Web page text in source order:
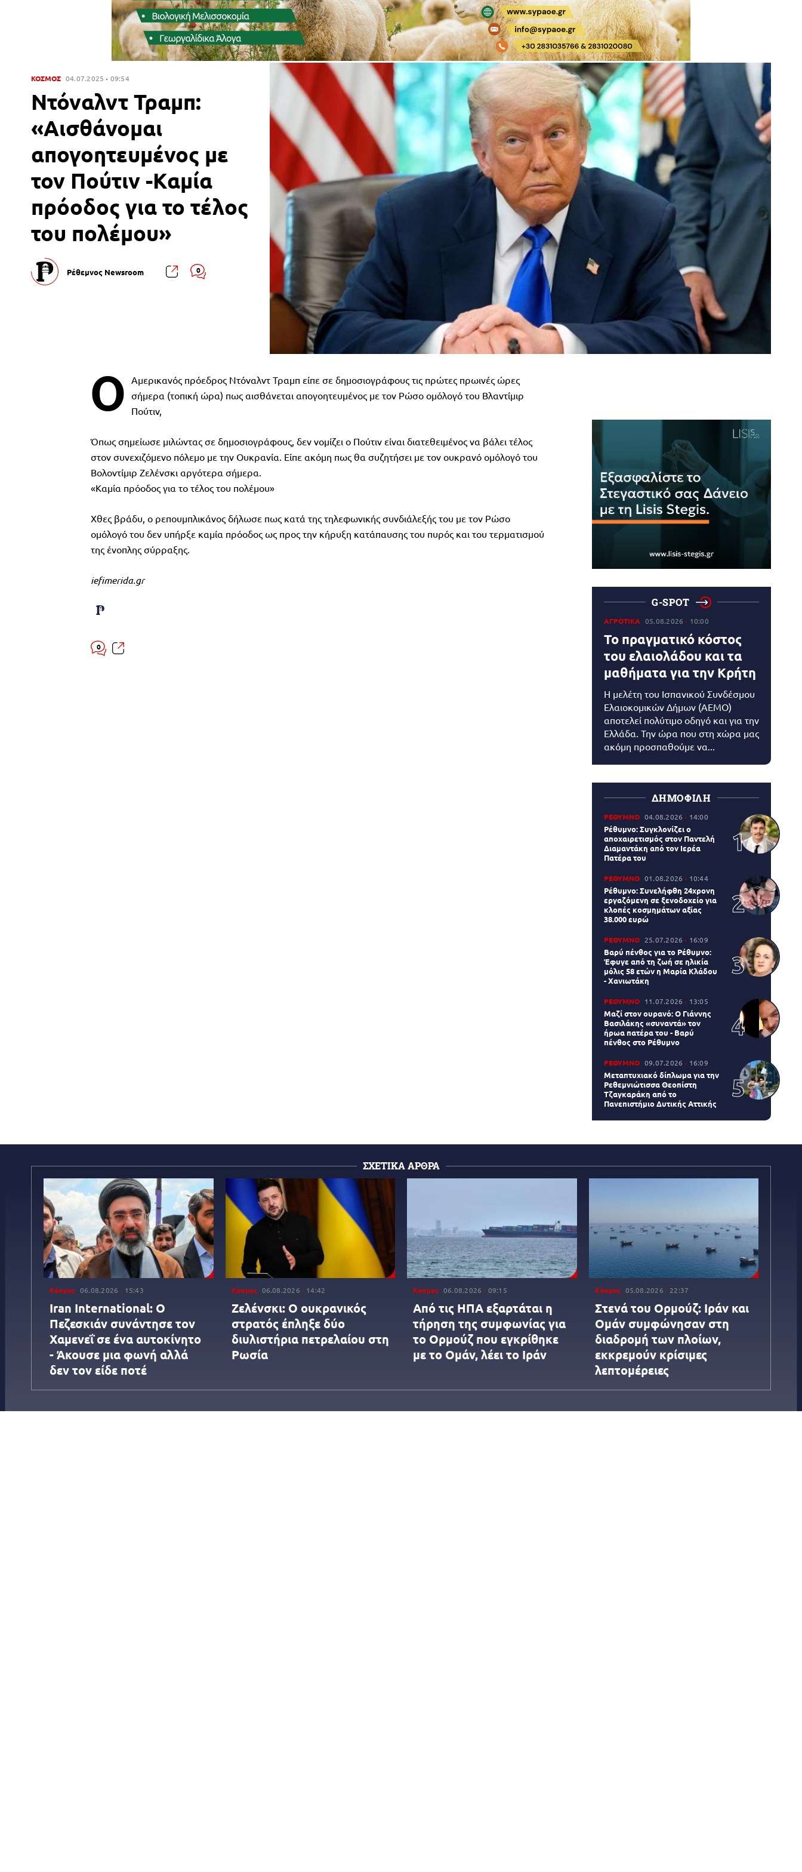
ΚΟΣΜΟΣ 04.07.2025 09:54
Ντόναλντ Τραμπ:
«Αισθάνομαι
απογοητευμένος με
τον Πούτιν -Καμία
πρόοδος για το τέλος
του πολέμου»
Ρέθεμνος Newsroom 0
Ο Αμερικανός πρόεδρος Ντόναλντ Τραμπ είπε σε δημοσιογράφους τις πρώτες πρωινές ώρες
σήμερα (τοπική ώρα) πως αισθάνεται απογοητευμένος με τον Ρώσο ομόλογό του Βλαντίμιρ
Πούτιν,
Όπως σημείωσε μιλώντας σε δημοσιογράφους, δεν νομίζει ο Πούτιν είναι διατεθειμένος να βάλει τέλος
στον συνεχιζόμενο πόλεμο με την Ουκρανία. Είπε ακόμη πως θα συζητήσει με τον ουκρανό ομόλογό του
Βολοντίμιρ Ζελένσκι αργότερα σήμερα.
«Καμία πρόοδος για το τέλος του πολέμου»
Χθες βράδυ, ο ρεπουμπλικάνος δήλωσε πως κατά της τηλεφωνικής συνδιάλεξής του με τον Ρώσο
ομόλογό του δεν υπήρξε καμία πρόοδος ως προς την κήρυξη κατάπαυσης του πυρός και του τερματισμού
της ένοπλης σύρραξης.
iefimerida.gr
0
G-SPOT
ΑΓΡΟΤΙΚΑ 05.08.2026 10:00
Το πραγματικό κόστος
του ελαιολάδου και τα
μαθήματα για την Κρήτη
Η μελέτη του Ισπανικού Συνδέσμου
Ελαιοκομικών Δήμων (AEMO)
αποτελεί πολύτιμο οδηγό και για την
Ελλάδα. Την ώρα που στη χώρα μας
ακόμη προσπαθούμε να...
ΔΗΜΟΦΙΛΗ
ΡΕΘΥΜΝΟ 04.08.2026 14:00
Ρέθυμνο: Συγκλονίζει ο
αποχαιρετισμός στον Παντελή
Διαμαντάκη από τον Ιερέα
Πατέρα του
ΡΕΘΥΜΝΟ 01.08.2026 10:44
Ρέθυμνο: Συνελήφθη 24χρονη
εργαζόμενη σε ξενοδοχείο για
κλοπές κοσμημάτων αξίας
38.000 ευρώ
ΡΕΘΥΜΝΟ 25.07.2026 16:09
Βαρύ πένθος για το Ρέθυμνο:
Έφυγε από τη ζωή σε ηλικία
μόλις 58 ετών η Μαρία Κλάδου
- Χανιωτάκη
ΡΕΘΥΜΝΟ 11.07.2026 13:05
Μαζί στον ουρανό: Ο Γιάννης
Βασιλάκης «συναντά» τον
ήρωα πατέρα του - Βαρύ
πένθος στο Ρέθυμνο
ΡΕΘΥΜΝΟ 09.07.2026 16:09
Μεταπτυχιακό δίπλωμα για την
Ρεθεμνιώτισσα Θεοπίστη
Τζαγκαράκη από το
Πανεπιστήμιο Δυτικής Αττικής
ΣΧΕΤΙΚΑ ΑΡΘΡΑ
Κόσμος 06.08.2026 15:43
Iran International: Ο
Πεζεσκιάν συνάντησε τον
Χαμενεΐ σε ένα αυτοκίνητο
- Άκουσε μια φωνή αλλά
δεν τον είδε ποτέ
Κόσμος 06.08.2026 14:42
Ζελένσκι: O ουκρανικός
στρατός έπληξε δύο
διυλιστήρια πετρελαίου στη
Ρωσία
Κόσμος 06.08.2026 09:15
Από τις ΗΠΑ εξαρτάται η
τήρηση της συμφωνίας για
το Ορμούζ που εγκρίθηκε
με το Ομάν, λέει το Ιράν
Κόσμος 05.08.2026 22:37
Στενά του Ορμούζ: Ιράν και
Ομάν συμφώνησαν στη
διαδρομή των πλοίων,
εκκρεμούν κρίσιμες
λεπτομέρειες